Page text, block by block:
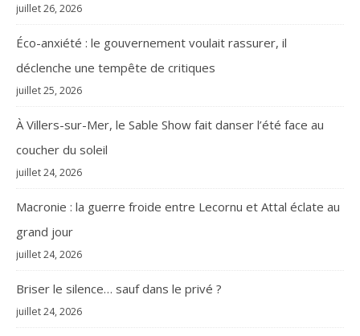
juillet 26, 2026
Éco-anxiété : le gouvernement voulait rassurer, il
déclenche une tempête de critiques
juillet 25, 2026
À Villers-sur-Mer, le Sable Show fait danser l’été face au
coucher du soleil
juillet 24, 2026
Macronie : la guerre froide entre Lecornu et Attal éclate au
grand jour
juillet 24, 2026
Briser le silence… sauf dans le privé ?
juillet 24, 2026